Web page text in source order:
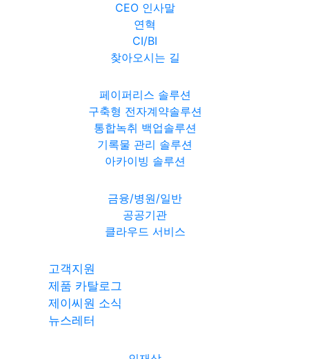
CEO 인사말
연혁
CI/BI
찾아오시는 길
페이퍼리스 솔루션
구축형 전자계약솔루션
통합녹취 백업솔루션
기록물 관리 솔루션
아카이빙 솔루션
금융/병원/일반
공공기관
클라우드 서비스
고객지원
제품 카탈로그
제이씨원 소식
뉴스레터